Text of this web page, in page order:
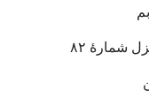
شمارهٔ ۸۲